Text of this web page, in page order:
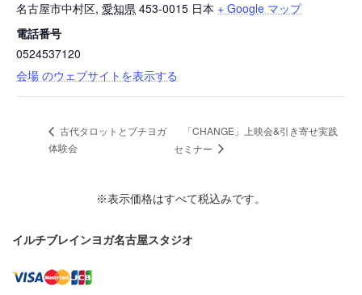
名古屋市中村区, 愛知県 453-0015 日本 + Google マップ
電話番号
0524537120
会場 のウェブサイトを表示する
古代タロットとプチヨガ
体験会
「CHANGE」上映会&引き寄せ実践
セミナー
※表示価格はすべて税込みです。
イルチブレインヨガ名古屋スタジオ